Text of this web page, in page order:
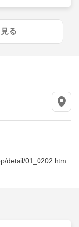
る
detail/01_0202.htm